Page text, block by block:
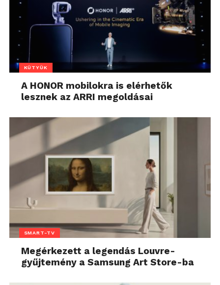
KÜTYÜK
A HONOR mobilokra is elérhetők
lesznek az ARRI megoldásai
SMART-TV
Megérkezett a legendás Louvre-
gyűjtemény a Samsung Art Store-ba